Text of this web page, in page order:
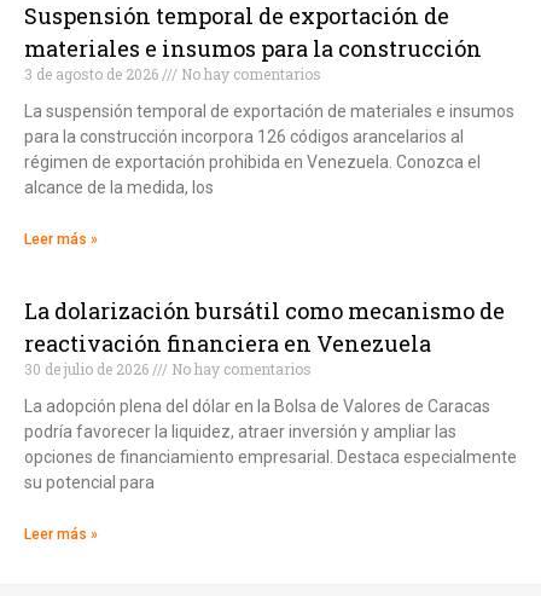
Suspensión temporal de exportación de
materiales e insumos para la construcción
3 de agosto de 2026
No hay comentarios
La suspensión temporal de exportación de materiales e insumos
para la construcción incorpora 126 códigos arancelarios al
régimen de exportación prohibida en Venezuela. Conozca el
alcance de la medida, los
Leer más »
La dolarización bursátil como mecanismo de
reactivación financiera en Venezuela
30 de julio de 2026
No hay comentarios
La adopción plena del dólar en la Bolsa de Valores de Caracas
podría favorecer la liquidez, atraer inversión y ampliar las
opciones de financiamiento empresarial. Destaca especialmente
su potencial para
Leer más »